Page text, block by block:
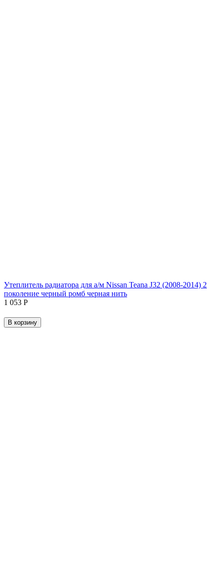
Утеплитель радиатора для а/м Nissan Teana J32 (2008-2014) 2
поколение черный ромб черная нить
1 053 Р
В корзину